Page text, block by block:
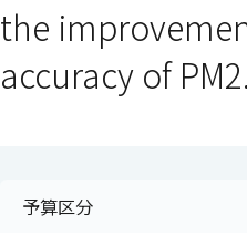
the
accuracy of
予算区分